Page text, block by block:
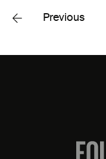
Previous